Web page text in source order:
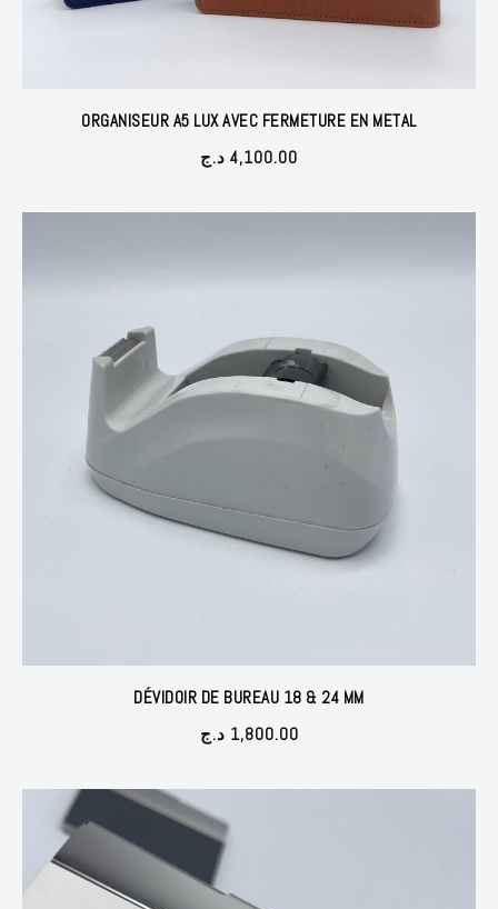
ORGANISEUR A5 LUX AVEC FERMETURE EN METAL
4,100.00 د.ج
DÉVIDOIR DE BUREAU 18 & 24 MM
1,800.00 د.ج